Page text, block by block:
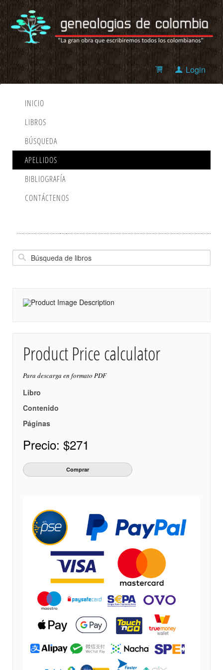
Login
INICIO
LIBROS
BÚSQUEDA
APELLIDOS
BIBLIOGRAFÍA
CONTÁCTENOS
Product Price calculator
Para descarga en formato PDF
Libro
Contenido
Páginas
Precio: $271